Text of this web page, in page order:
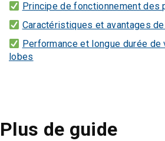
Principe de fonctionnement des
Caractéristiques et avantages
Performance et longue durée
lobes
Plus de guide